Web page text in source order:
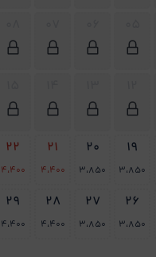
19
3،850
20
3،850
21
4،400
22
4،400
26
3،850
27
3،850
28
4،400
29
4،400